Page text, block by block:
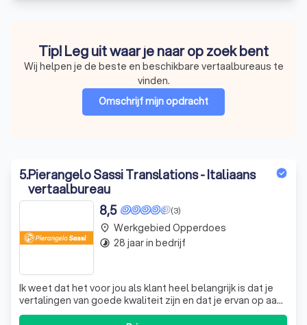
Tip! Leg uit waar je naar op zoek bent
Wij helpen je de beste en beschikbare vertaalbureaus te
vinden.
Omschrijf mijn opdracht
5.Pierangelo Sassi Translations - Italiaans
vertaalbureau
(3)
8,5
Ik weet dat het voor jou als klant heel belangrijk is dat je
vertalingen van goede kwaliteit zijn en dat je ervan op aan
kan dat de afgesproken deadline wordt gehaald.
place Werkgebied Opperdoes
timelapse 28 jaar in bedrijf